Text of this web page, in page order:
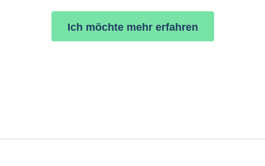
Ich möchte mehr erfahren